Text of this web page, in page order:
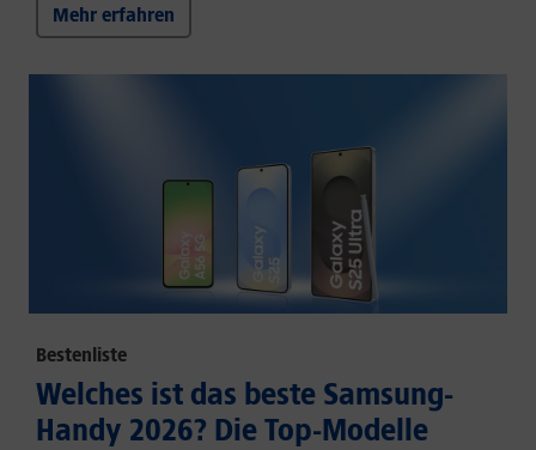
Mehr erfahren
Bestenliste
Welches ist das beste Samsung-
Handy 2026? Die Top-Modelle